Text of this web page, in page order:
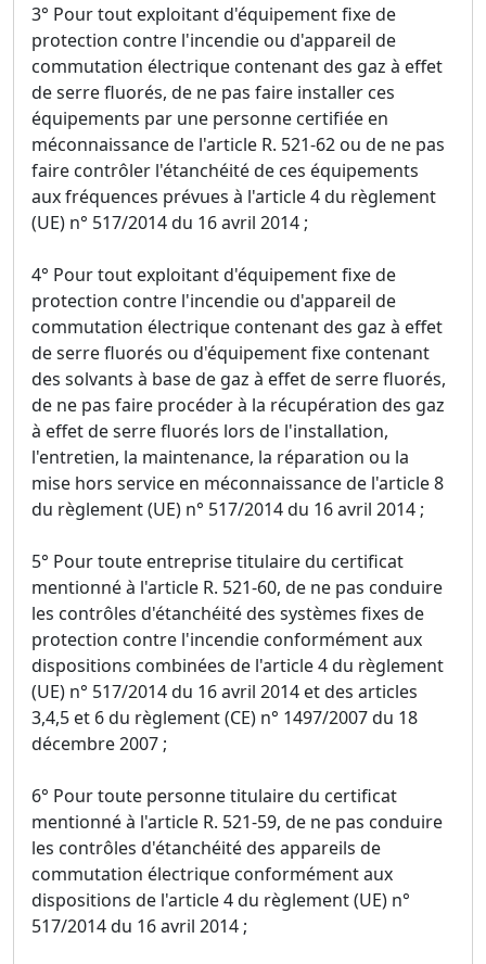
3° Pour tout exploitant d'équipement fixe de
protection contre l'incendie ou d'appareil de
commutation électrique contenant des gaz à effet
de serre fluorés, de ne pas faire installer ces
équipements par une personne certifiée en
méconnaissance de l'article R. 521-62 ou de ne pas
faire contrôler l'étanchéité de ces équipements
aux fréquences prévues à l'article 4 du règlement
(UE) n° 517/2014 du 16 avril 2014 ;
4° Pour tout exploitant d'équipement fixe de
protection contre l'incendie ou d'appareil de
commutation électrique contenant des gaz à effet
de serre fluorés ou d'équipement fixe contenant
des solvants à base de gaz à effet de serre fluorés,
de ne pas faire procéder à la récupération des gaz
à effet de serre fluorés lors de l'installation,
l'entretien, la maintenance, la réparation ou la
mise hors service en méconnaissance de l'article 8
du règlement (UE) n° 517/2014 du 16 avril 2014 ;
5° Pour toute entreprise titulaire du certificat
mentionné à l'article R. 521-60, de ne pas conduire
les contrôles d'étanchéité des systèmes fixes de
protection contre l'incendie conformément aux
dispositions combinées de l'article 4 du règlement
(UE) n° 517/2014 du 16 avril 2014 et des articles
3,4,5 et 6 du règlement (CE) n° 1497/2007 du 18
décembre 2007 ;
6° Pour toute personne titulaire du certificat
mentionné à l'article R. 521-59, de ne pas conduire
les contrôles d'étanchéité des appareils de
commutation électrique conformément aux
dispositions de l'article 4 du règlement (UE) n°
517/2014 du 16 avril 2014 ;